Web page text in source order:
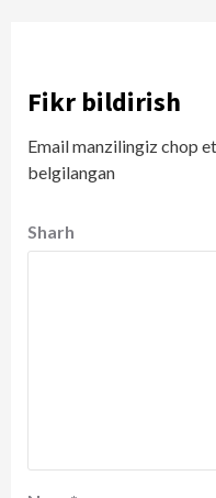
Fikr bildirish
Email manzilingiz chop
belgilangan
Sharh